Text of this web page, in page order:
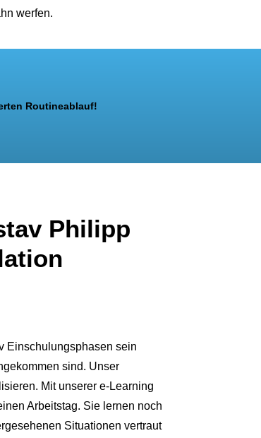
werfen.
Routineablauf!
Philipp
Einschulungsphasen sein
sind. Unser
Mit unserer e-Learning
Arbeitstag. Sie lernen noch
Situationen vertraut